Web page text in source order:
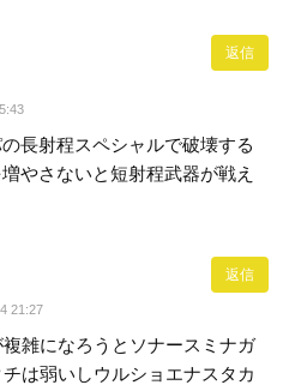
返信
長射程スペシャルで破壊する
やさないと短射程武器が戦え
返信
21:27
雑になろうとソナースミナガ
は弱いしウルショエナスタカ